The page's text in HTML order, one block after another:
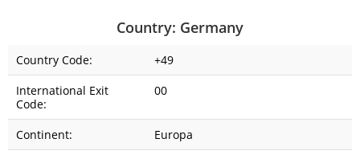
Country: Germany
Country Code:
+49
International Exit
Code:
00
Continent:
Europa